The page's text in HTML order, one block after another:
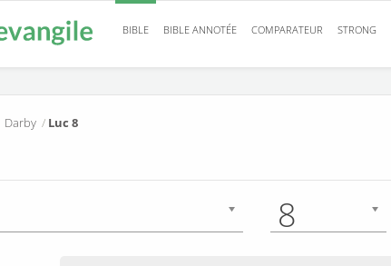
BIBLE BIBLE ANNOTÉE COMPARATEUR STRONG
Darby / Luc 8
8